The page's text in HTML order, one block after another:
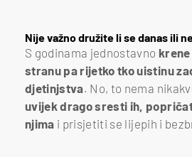
Nije važno družite li se danas ili
S godinama jednostavno
stranu pa rijetko tko uistinu
djetinjstva. No, to nema
uvijek drago sresti ih,
njima i prisjetiti se lijepih i